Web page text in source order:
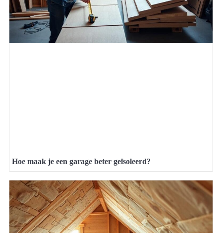
Hoe maak je een garage beter geïsoleerd?